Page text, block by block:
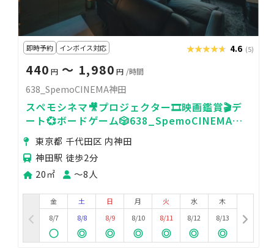
即時予約 インボイス対応 ★★★★★
★★★★★ 4.6 (5)
440 円〜 1,980 円 /時間
638_SpemoCINEMA神田
スペモシネマ🎥プロジェクター🎞️映画鑑賞🎬️デ
ート💞ボードゲーム🎲638_SpemoCINEMA神
田 東京都 千代田区 内神田
神田駅 徒歩2分
20㎡
〜8人
金
8/7
土
8/8
日
8/9
月
8/10
火
8/11
水
8/12
木
8/13